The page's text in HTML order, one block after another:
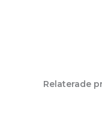
Relaterade